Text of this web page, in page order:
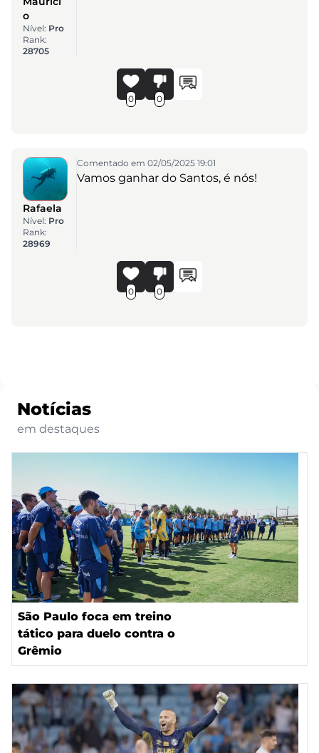
o
Nível: Pro
Rank:
28705
0 0
Rafaela
Nível: Pro
Rank:
28969
Comentado em 02/05/2025 19:01
Vamos ganhar do Santos, é nós!
0 0
Notícias
em destaques
São Paulo foca em treino
tático para duelo contra o
Grêmio